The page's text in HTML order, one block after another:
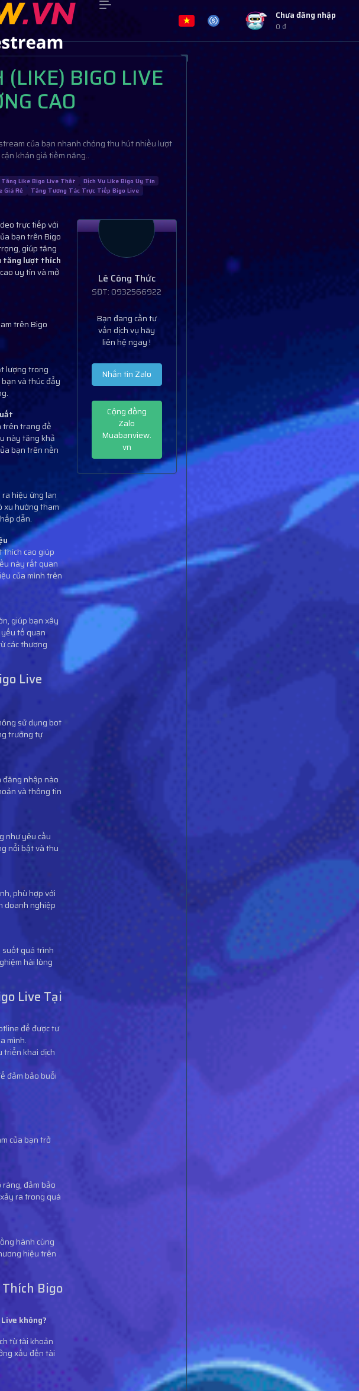
Chưa đăng nhập
0 ₫
(LIKE) BIGO LIVE
CAO
của bạn nhanh chóng thu hút nhiều lượt
khán giả tiềm năng..
Tăng Like Bigo Live Thật
Dịch Vụ Like Bigo Uy Tín
Giá Rẻ
Tăng Tương Tác Trực Tiếp Bigo Live
trực tiếp với
bạn trên Bigo
giúp tăng
tăng lượt thích
uy tín và mở
trên Bigo
lượng trong
và thúc đẩy
trên trang đề
này tăng khả
bạn trên nền
hiệu ứng lan
xu hướng tham
dẫn.
thích cao giúp
này rất quan
của mình trên
giúp bạn xây
tố quan
các thương
Live
sử dụng bot
trưởng tự
nhập nào
và thông tin
như yêu cầu
nổi bật và thu
phù hợp với
doanh nghiệp
suốt quá trình
hài lòng
Live Tại
để được tư
mình.
triển khai dịch
đảm bảo buổi
của bạn trở
đảm bảo
ra trong quá
hành cùng
hiệu trên
Thích Bigo
không?
từ tài khoản
xấu đến tài
Lê Công Thức
SĐT: 0932566922
Bạn đang cần tư
vấn dịch vụ hãy
liên hệ ngay !
Nhắn tin Zalo
Cộng đồng
Zalo
Muabanview.
vn